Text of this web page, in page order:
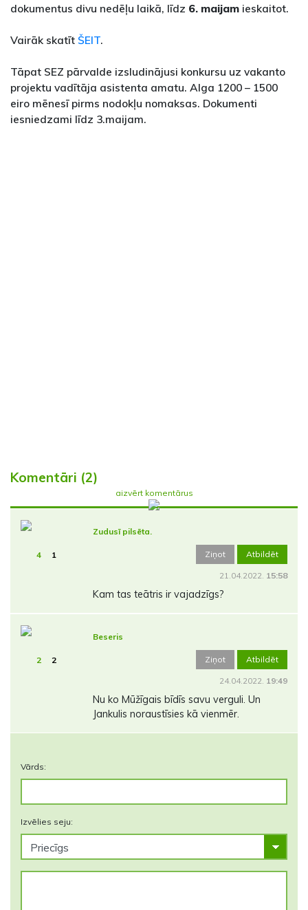
dokumentus divu nedēļu laikā, līdz 6. maijam ieskaitot.
Vairāk skatīt ŠEIT.
Tāpat SEZ pārvalde izsludinājusi konkursu uz vakanto
projektu vadītāja asistenta amatu. Alga 1200 – 1500
eiro mēnesī pirms nodokļu nomaksas. Dokumenti
iesniedzami līdz 3.maijam.
Komentāri (2)
aizvērt komentārus
4 1
Zudusī pilsēta.
Ziņot Atbildēt
21.04.2022. 15:58
Kam tas teātris ir vajadzīgs?
2 2
Beseris
Ziņot Atbildēt
24.04.2022. 19:49
Nu ko Mūžīgais bīdīs savu verguli. Un
Jankulis noraustīsies kā vienmēr.
Vārds:
Izvēlies seju: